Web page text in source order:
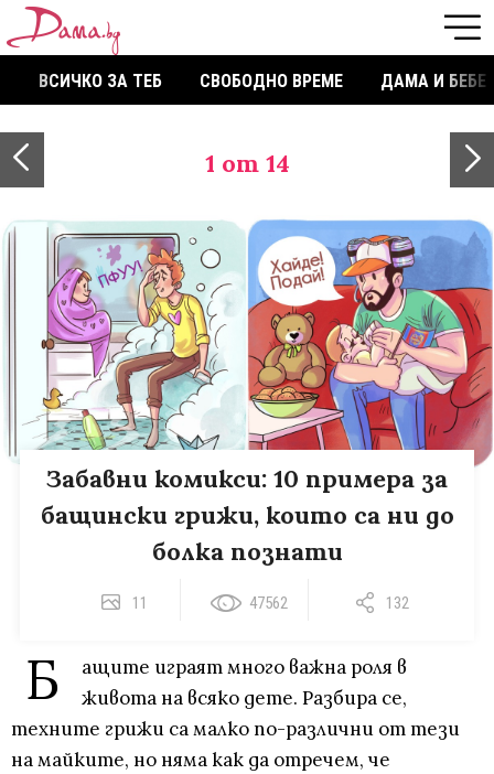
ВСИЧКО ЗА ТЕБ СВОБОДНО ВРЕМЕ ДАМА И БЕБЕ
1 от 14
Забавни комикси: 10 примера за
бащински грижи, които са ни до
болка познати
11 47562 132
Б
ащите играят много важна роля в
живота на всяко дете. Разбира се,
техните грижи са малко по-различни от тези
на майките, но няма как да отречем, че